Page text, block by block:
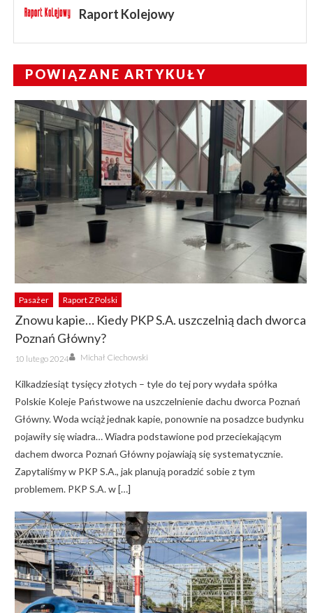
Raport Kolejowy
POWIĄZANE ARTYKUŁY
Pasażer Raport Z Polski
Znowu kapie… Kiedy PKP S.A. uszczelnią dach dworca
Poznań Główny?
Posted
on
10 lutego 2024 Author
Michał Ciechowski
Kilkadziesiąt tysięcy złotych – tyle do tej pory wydała spółka
Polskie Koleje Państwowe na uszczelnienie dachu dworca Poznań
Główny. Woda wciąż jednak kapie, ponownie na posadzce budynku
pojawiły się wiadra… Wiadra podstawione pod przeciekającym
dachem dworca Poznań Główny pojawiają się systematycznie.
Zapytaliśmy w PKP S.A., jak planują poradzić sobie z tym
problemem. PKP S.A. w […]